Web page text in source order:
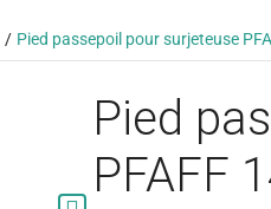
Pied passepoil pour surjeteuse
Pied
PFAFF